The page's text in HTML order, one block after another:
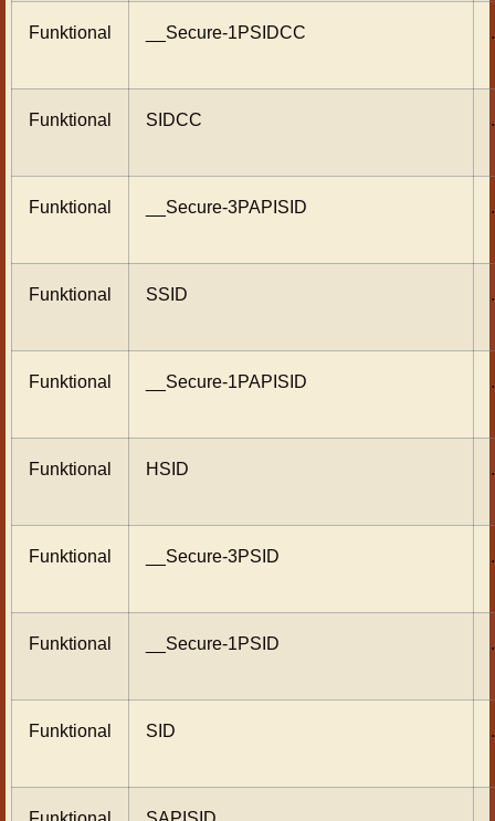
Funktional __Secure-1PSIDCC
Funktional SIDCC
Funktional __Secure-3PAPISID
Funktional SSID
Funktional __Secure-1PAPISID
Funktional HSID
Funktional __Secure-3PSID
Funktional __Secure-1PSID
Funktional SID